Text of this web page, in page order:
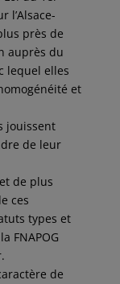
l’Alsace-
près de
auprès du
lequel elles
et
jouissent
de leur
de plus
ces
types et
FNAPOG
de